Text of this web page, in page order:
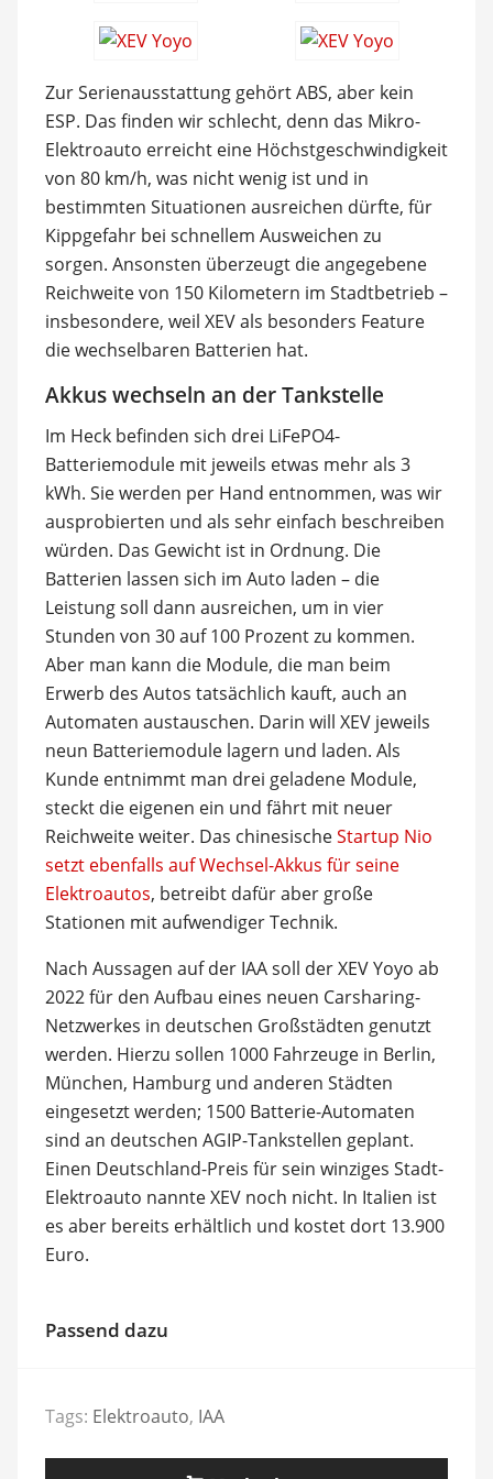
Zur Serienausstattung gehört ABS, aber kein
ESP. Das finden wir schlecht, denn das Mikro-
Elektroauto erreicht eine Höchstgeschwindigkeit
von 80 km/h, was nicht wenig ist und in
bestimmten Situationen ausreichen dürfte, für
Kippgefahr bei schnellem Ausweichen zu
sorgen. Ansonsten überzeugt die angegebene
Reichweite von 150 Kilometern im Stadtbetrieb –
insbesondere, weil XEV als besonders Feature
die wechselbaren Batterien hat.
Akkus wechseln an der Tankstelle
Im Heck befinden sich drei LiFePO4-
Batteriemodule mit jeweils etwas mehr als 3
kWh. Sie werden per Hand entnommen, was wir
ausprobierten und als sehr einfach beschreiben
würden. Das Gewicht ist in Ordnung. Die
Batterien lassen sich im Auto laden – die
Leistung soll dann ausreichen, um in vier
Stunden von 30 auf 100 Prozent zu kommen.
Aber man kann die Module, die man beim
Erwerb des Autos tatsächlich kauft, auch an
Automaten austauschen. Darin will XEV jeweils
neun Batteriemodule lagern und laden. Als
Kunde entnimmt man drei geladene Module,
steckt die eigenen ein und fährt mit neuer
Reichweite weiter. Das chinesischeStartup Nio
setzt ebenfalls auf Wechsel-Akkus für seine
Elektroautos, betreibt dafür aber große
Stationen mit aufwendiger Technik.
Nach Aussagen auf der IAA soll der XEV Yoyo ab
2022 für den Aufbau eines neuen Carsharing-
Netzwerkes in deutschen Großstädten genutzt
werden. Hierzu sollen 1000 Fahrzeuge in Berlin,
München, Hamburg und anderen Städten
eingesetzt werden; 1500 Batterie-Automaten
sind an deutschen AGIP-Tankstellen geplant.
Einen Deutschland-Preis für sein winziges Stadt-
Elektroauto nannte XEV noch nicht. In Italien ist
es aber bereits erhältlich und kostet dort 13.900
Euro.
Passend dazu
Tags: Elektroauto, IAA